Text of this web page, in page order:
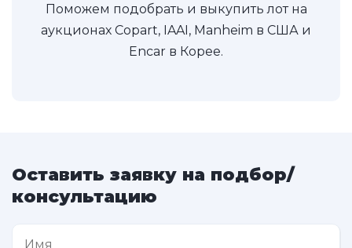
Поможем подобрать и выкупить лот на
аукционах Copart, IAAI, Manheim в США и
Encar в Корее.
Оставить заявку на подбор/
консультацию